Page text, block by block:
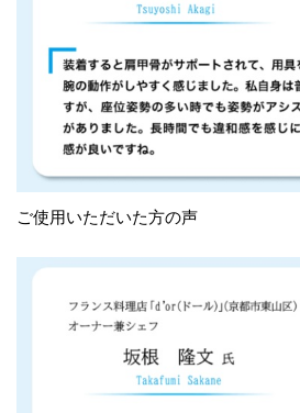
ご使用いただいた方の声